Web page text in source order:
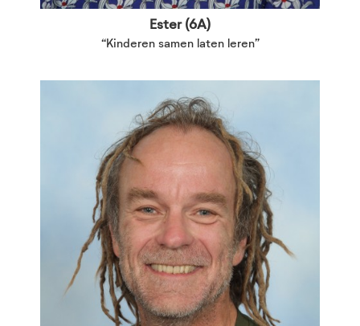
Ester (6A)
“Kinderen samen laten leren”